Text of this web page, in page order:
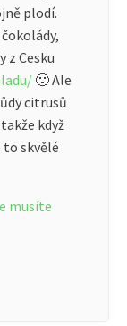
plodí.
z Cesku
🙂 Ale
citrusů
když
to skvělé
musíte